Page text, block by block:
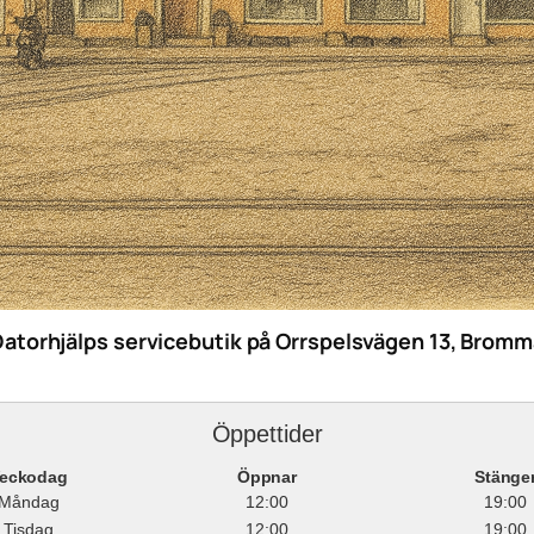
servicebutik på Orrspelsvägen 13,
Öppettider
Öppnar
12:00
19:00
Tisdag
12:00 19:00